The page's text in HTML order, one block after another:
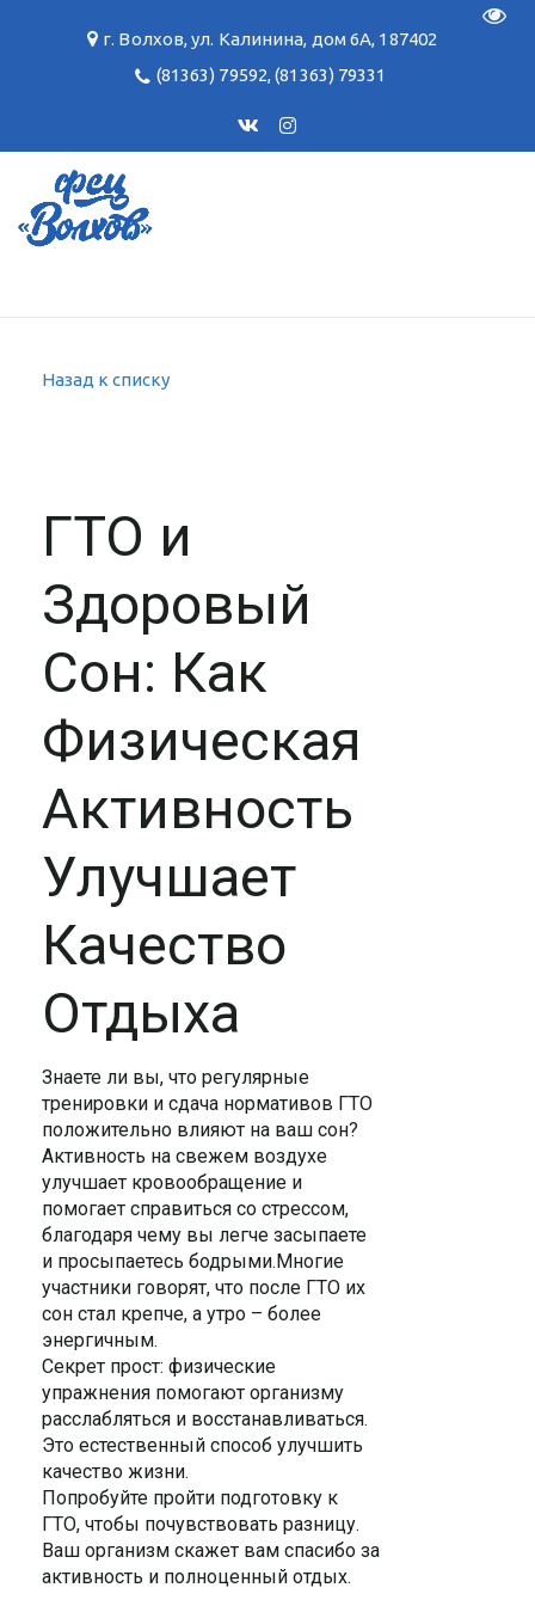
г. Волхов,ул. Калинина, дом 6А, 187402
(81363) 79592,(81363) 79331
Назад к списку
ГТО и
Здоровый
Сон: Как
Физическая
Активность
Улучшает
Качество
Отдыха
Знаете ли вы, что регулярные
тренировки и сдача нормативов ГТО
положительно влияют на ваш сон?
Активность на свежем воздухе
улучшает кровообращение и
помогает справиться со стрессом,
благодаря чему вы легче засыпаете
и просыпаетесь бодрыми.Многие
участники говорят, что после ГТО их
сон стал крепче, а утро – более
энергичным.
Секрет прост: физические
упражнения помогают организму
расслабляться и восстанавливаться.
Это естественный способ улучшить
качество жизни.
Попробуйте пройти подготовку к
ГТО, чтобы почувствовать разницу.
Ваш организм скажет вам спасибо за
активность и полноценный отдых.